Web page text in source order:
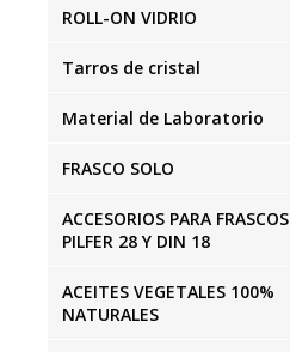
ROLL-ON VIDRIO
Tarros de cristal
Material de Laboratorio
FRASCO SOLO
ACCESORIOS PARA FRASCOS
PILFER 28 Y DIN 18
ACEITES VEGETALES 100%
NATURALES